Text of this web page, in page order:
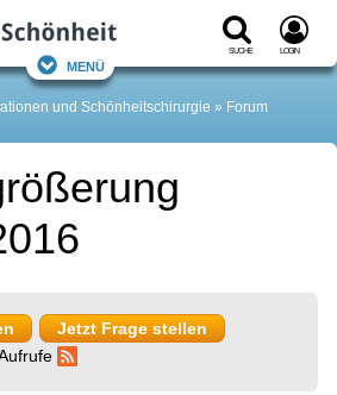
Suche Login
Menü
und Schönheitschirurgie
Forum
Jetzt Frage stellen